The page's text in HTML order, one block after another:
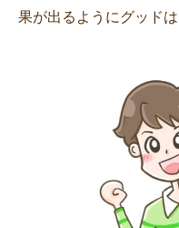
果が出るようにグッド